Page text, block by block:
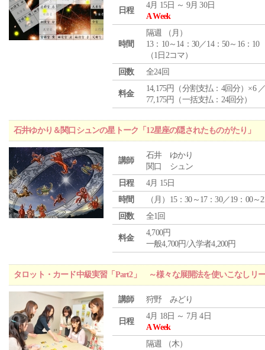
日程
4月 15日 ～ 9月 30日
A Week
時間
隔週 （ 月 ）
13：10～14：30／14：50～16：10
（1日2コマ）
回数
全24回
料金
14,175円（分割支払：4回分）×6
77,175円（一括支払：24回分）
石井ゆかり＆関口シュンの星トーク「12星座の隠されたものがたり」
講師
石井 ゆかり
関口 シュン
日程
4月 15日
時間
（月）15：30～17：30／19：00～
回数
全1回
料金
4,700円
一般4,700円/入学者4,200円
タロット・カード中級実習「Part2」 ～様々な展開法を使いこなしリ
講師 狩野 みどり
日程
4月 18日 ～ 7月 4日
A Week
隔週 （木）